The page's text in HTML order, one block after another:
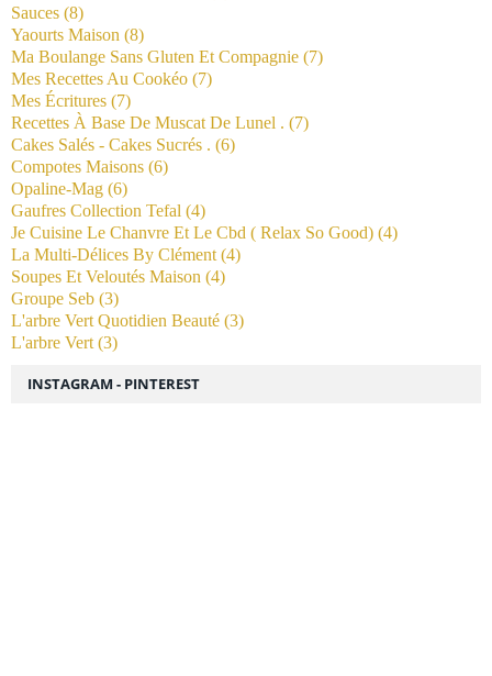
Sauces (8)
Yaourts Maison (8)
Ma Boulange Sans Gluten Et Compagnie (7)
Mes Recettes Au Cookéo (7)
Mes Écritures (7)
Recettes À Base De Muscat De Lunel . (7)
Cakes Salés - Cakes Sucrés . (6)
Compotes Maisons (6)
Opaline-Mag (6)
Gaufres Collection Tefal (4)
Je Cuisine Le Chanvre Et Le Cbd ( Relax So Good) (4)
La Multi-Délices By Clément (4)
Soupes Et Veloutés Maison (4)
Groupe Seb (3)
L'arbre Vert Quotidien Beauté (3)
L'arbre Vert (3)
INSTAGRAM - PINTEREST